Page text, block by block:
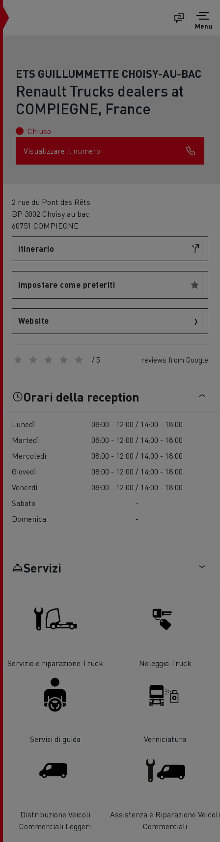
Menu
ETS GUILLUMMETTE CHOISY-AU-BAC
Renault Trucks dealers at
COMPIEGNE, France
Chiuso
Visualizzare il numero
2 rue du Pont des Rêts
BP 3002 Choisy au bac
60751 COMPIEGNE
Itinerario
Impostare come preferiti
Website
/ 5 reviews from Google
Orari della reception
Lunedì
08:00 - 12:00 / 14:00 - 18:00
Martedì
08:00 - 12:00 / 14:00 - 18:00
Mercoledì
08:00 - 12:00 / 14:00 - 18:00
Giovedì
08:00 - 12:00 / 14:00 - 18:00
Venerdì
08:00 - 12:00 / 14:00 - 18:00
Sabato
-
Domenica
-
Servizi
Servizio e riparazione Truck Noleggio Truck
Servizi di guida Verniciatura
Distribuzione Veicoli
Commerciali Leggeri
Assistenza e Riparazione Veicoli
Commerciali